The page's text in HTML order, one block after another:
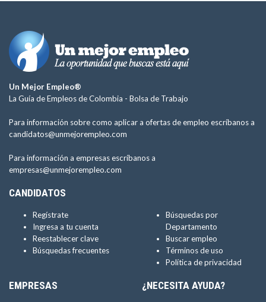
Un Mejor Empleo®
La Guía de Empleos de Colombia - Bolsa de Trabajo
Para información sobre como aplicar a ofertas de empleo escríbanos a
candidatos@unmejorempleo.com
Para información a empresas escríbanos a
empresas@unmejorempleo.com
CANDIDATOS
Regístrate
Ingresa a tu cuenta
Reestablecer clave
Búsquedas frecuentes
Búsquedas por
Departamento
Buscar empleo
Términos de uso
Política de privacidad
EMPRESAS ¿NECESITA AYUDA?